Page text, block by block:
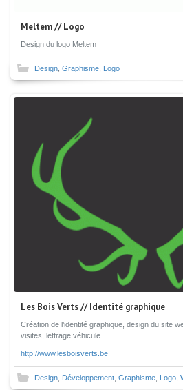
Meltem // Logo
Design du logo Meltem
Design, Graphisme, Logo
Les Bois Verts // Identité graphique
Création de l’identité graphique, design du site
visites, lettrage véhicule.
http://www.lesboisverts.be
Design, Développement, Graphisme, Logo,